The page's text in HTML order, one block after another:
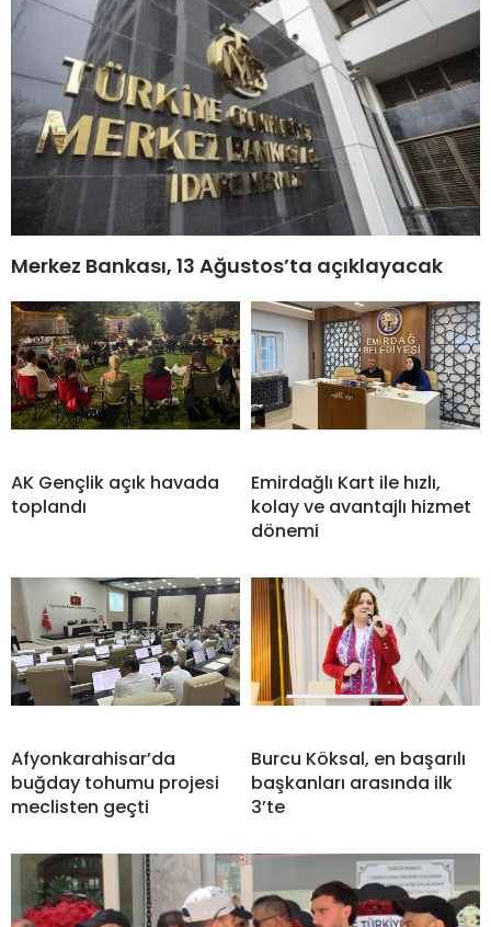
Merkez Bankası, 13 Ağustos’ta açıklayacak
AK Gençlik açık havada
toplandı
Emirdağlı Kart ile hızlı,
kolay ve avantajlı hizmet
dönemi
Afyonkarahisar’da
buğday tohumu projesi
meclisten geçti
Burcu Köksal, en başarılı
başkanları arasında ilk
3’te